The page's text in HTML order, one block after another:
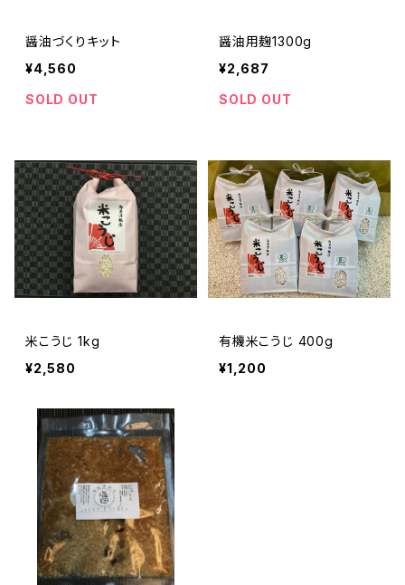
醤油づくりキット
¥4,560
SOLD OUT
醤油用麹1300g
¥2,687
SOLD OUT
米こうじ 1kg
¥2,580
有機米こうじ 400g
¥1,200